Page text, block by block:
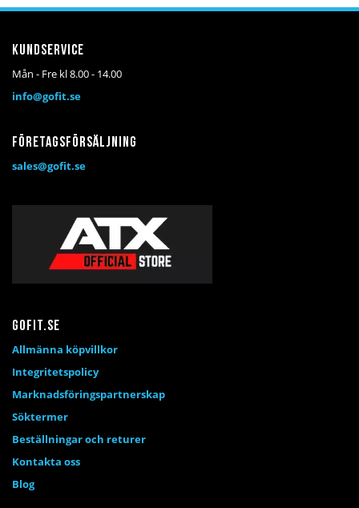
Kundservice
Mån - Fre kl 8.00 - 14.00
info@gofit.se
Företagsförsäljning
sales@gofit.se
Gofit.se
Allmänna köpvillkor
Integritetspolicy
Marknadsföringspartnerskap
Söktermer
Beställningar och returer
Kontakta oss
Blog